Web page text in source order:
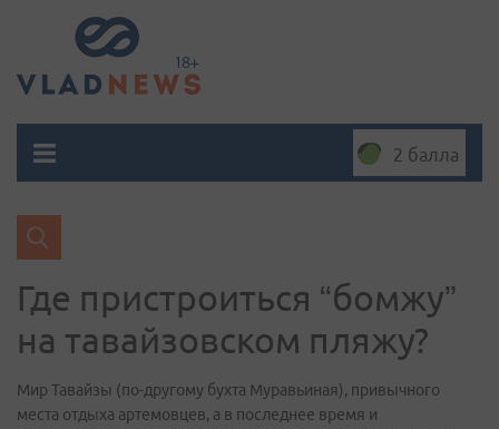
2 балла
Где пристроиться “бомжу”
на тавайзовском пляжу?
Мир Тавайзы (по-другому бухта Муравьиная), привычного
места отдыха артемовцев, а в последнее время и